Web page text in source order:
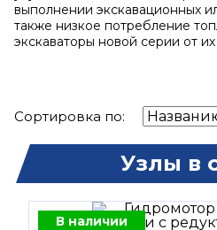
выполнении экскавационных
также низкое потребление
экскаваторы новой серии от
Сортировка по:
Узлы в
В наличии